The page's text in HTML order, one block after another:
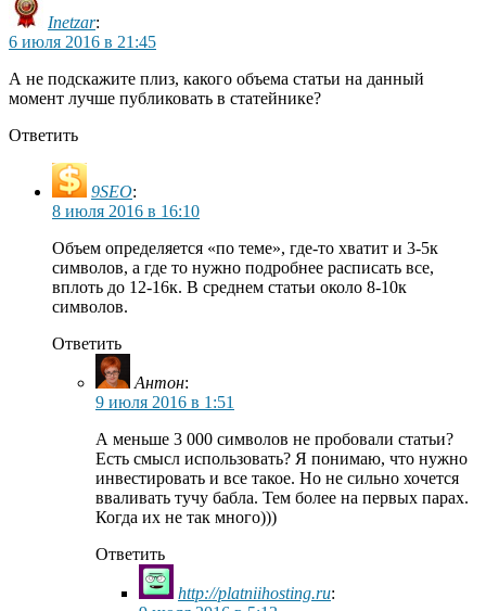
Inetzar:
6 июля 2016 в 21:45
А не подскажите плиз, какого объема статьи на данный
момент лучше публиковать в статейнике?
Ответить
9SEO:
8 июля 2016 в 16:10
Объем определяется «по теме», где-то хватит и 3-5к
символов, а где то нужно подробнее расписать все,
вплоть до 12-16к. В среднем статьи около 8-10к
символов.
Ответить
Антон:
9 июля 2016 в 1:51
А меньше 3 000 символов не пробовали статьи?
Есть смысл использовать? Я понимаю, что нужно
инвестировать и все такое. Но не сильно хочется
вваливать тучу бабла. Тем более на первых парах.
Когда их не так много)))
Ответить
http://platniihosting.ru: